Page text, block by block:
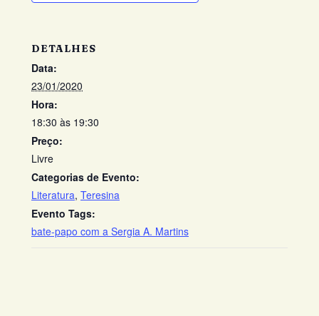
DETALHES
Data:
23/01/2020
Hora:
18:30 às 19:30
Preço:
Livre
Categorias de Evento:
Literatura, Teresina
Evento Tags:
bate-papo com a Sergia A. Martins